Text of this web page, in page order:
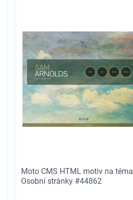
Moto CMS HTML motiv na téma
Osobní stránky #44862